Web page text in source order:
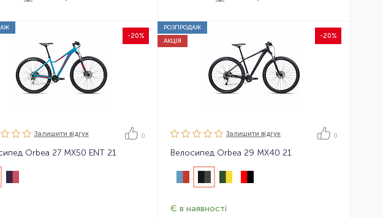
-20%
Залишити вiдгук 0
Orbea 27 MX50 ENT 21
РОЗПРОДАЖ
-20%
АКЦІЯ
Залишити вiдгук 0
Велосипед Orbea 29 MX40 21
Є в наявності